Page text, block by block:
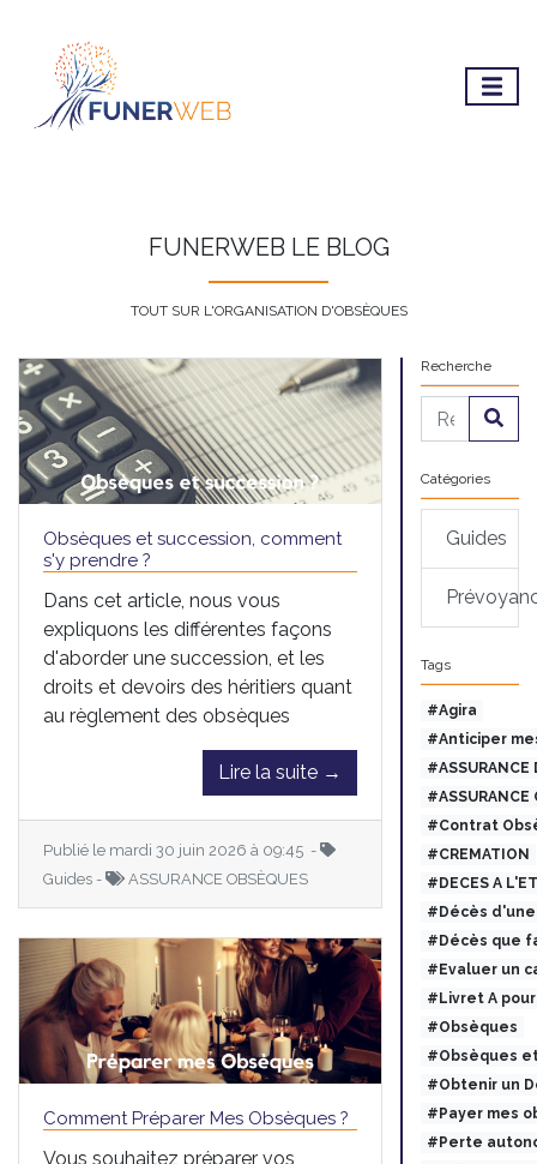
FUNERWEB LE BLOG
TOUT SUR L'ORGANISATION D'OBSÈQUES
Obsèques et succession, comment
s'y prendre ?
Dans cet article, nous vous
expliquons les différentes façons
d'aborder une succession, et les
droits et devoirs des héritiers quant
au règlement des obsèques
Lire la suite →
Publié le mardi 30 juin 2026 à 09:45 -
Guides -
ASSURANCE OBSÈQUES
Comment Préparer Mes Obsèques ?
Vous souhaitez préparer vos
Recherche
Catégories
Guides
Tags
#Agira
#Anticiper
#ASSURANCE
#ASSURANCE
#Contrat
#CREMATION
#DECES A
#Décès
#Décès que
#Evaluer un
#Livret A
#Obsèques
#Obsèques
#Obtenir un
#Payer mes
#Perte